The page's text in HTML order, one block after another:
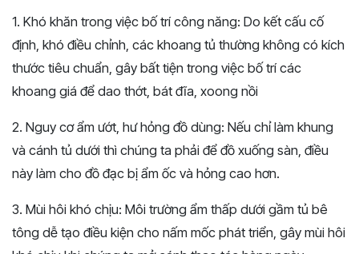
1. Khó khăn trong việc bố trí công năng: Do kết cấu cố
định, khó điều chỉnh, các khoang tủ thường không có kích
thước tiêu chuẩn, gây bất tiện trong việc bố trí các
khoang giá để dao thớt, bát đĩa, xoong nồi
2. Nguy cơ ẩm ướt, hư hỏng đồ dùng: Nếu chỉ làm khung
và cánh tủ dưới thì chúng ta phải để đồ xuống sàn, điều
này làm cho đồ đạc bị ẩm ốc và hỏng cao hơn.
3. Mùi hôi khó chịu: Môi trường ẩm thấp dưới gầm tủ bê
tông dễ tạo điều kiện cho nấm mốc phát triển, gây mùi hôi